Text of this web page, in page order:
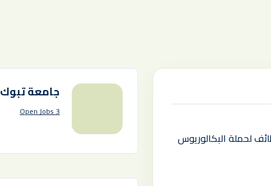
لحملة البكالوريوس
جامعة تبوك
3 Open Jobs